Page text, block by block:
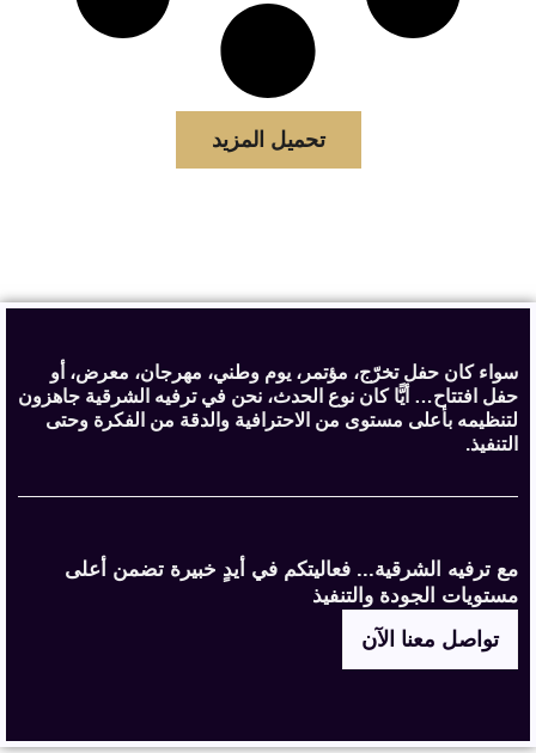
تحميل المزيد
سواء كان حفل تخرّج، مؤتمر، يوم وطني، مهرجان، معرض، أو
حفل افتتاح… أيًّا كان نوع الحدث، نحن في ترفيه الشرقية جاهزون
لتنظيمه بأعلى مستوى من الاحترافية والدقة من الفكرة وحتى
التنفيذ.
مع ترفيه الشرقية... فعاليتكم في أيدٍ خبيرة تضمن أعلى
مستويات الجودة والتنفيذ
تواصل معنا الآن